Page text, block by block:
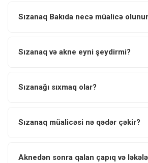
Sızanaq Bakıda necə müalicə
Sızanaq və akne eyni şeydirmi?
Sızanağı sıxmaq olar?
Sızanaq müalicəsi nə qədər çəkir?
Aknedən sonra qalan çapıq və